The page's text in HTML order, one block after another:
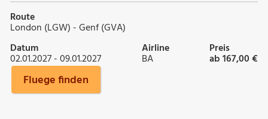
Route
London (LGW) - Genf (GVA)
Datum
02.01.2027 - 09.01.2027
Airline
BA
Preis
ab 167,00 €
Fluege finden